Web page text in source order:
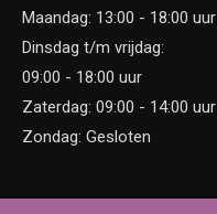
Maandag: 13:00 - 18:00 uur
Dinsdag t/m vrijdag:
09:00 - 18:00 uur
Zaterdag: 09:00 - 14:00 uur
Zondag: Gesloten